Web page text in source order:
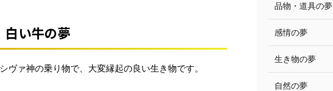
白い牛の夢
ヴァ神の乗り物で、大変縁起の良い生き物です。
品物・道具の夢
感情の夢
生き物の夢
自然の夢